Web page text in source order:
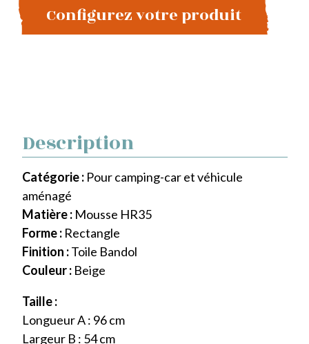
Configurez votre produit
Description
Catégorie : Pour camping-car et véhicule
aménagé
Matière : Mousse HR35
Forme : Rectangle
Finition :Toile Bandol
Couleur : Beige
Taille :
Longueur A : 96 cm
Largeur B : 54 cm